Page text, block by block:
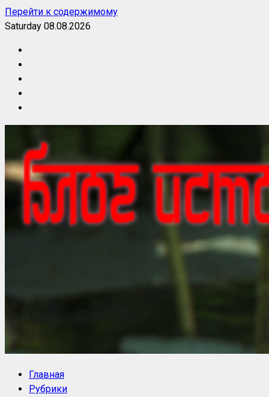
Перейти к содержимому
Saturday 08.08.2026
Блог историй NoorySan
Главная
Рубрики